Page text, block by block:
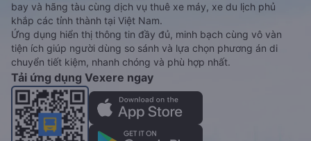
bay và hãng tàu cùng dịch vụ thuê xe máy, xe du lịch phủ
khắp các tỉnh thành tại Việt Nam.
Ứng dụng hiển thị thông tin đầy đủ, minh bạch cùng vô vàn
tiện ích giúp người dùng so sánh và lựa chọn phương án di
chuyển tiết kiệm, nhanh chóng và phù hợp nhất.
Tải ứng dụng Vexere ngay